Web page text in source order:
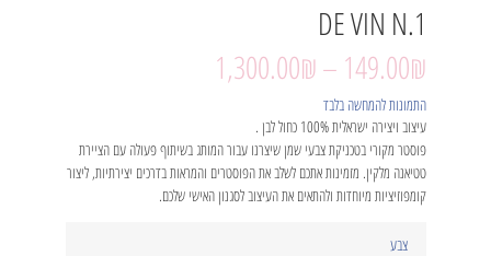
DE VIN N.1
149.00₪
–
1,300.00₪
התמונות להמחשה בלבד
עיצוב ויצירה ישראלית 100% כחול לבן .
פוסטר מקורי בטכניקת צבעי שמן שיצרנו עבור המותג בשיתוף פעולה עם הציירת
טטיאנה מלקין. מזמינות אתכם לשלב את הפוסטרים והמראות בדרכים יצירתיות, ליצור
קומפוזיציות מיוחדות ולהתאים את העיצוב לסגנון האישי שלכם.
צבע